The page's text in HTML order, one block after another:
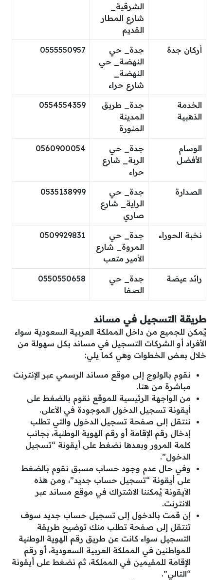
الشرقية_
شارع المطار
القديم
أركان جدة
جدة_ حي
النهضة_ حي
النهضة_
شارع حراء
0555550957
الخدمة
الذهبية
جدة_ طريق
المدينة
المنورة
0554554359
الوسام
الأفضل
جدة_ حي
الربة_ شارع
حراء
0560900054
الصدارة
جدة_ حي
الراية_ شارع
صاري
0535138999
نخبة الحوراء
جدة_ حي
المروة_ شارع
الأمير متعب
0509929831
رائد عيضة
جدة_ حي
الصفا
0550550658
طريقة التسجيل في مساند
يُمكن للجميع من داخل المملكة العربية السعودية سواء
الأفراد أو الشركات التسجيل في مساند بكل سهولة من
خلال بعض الخطوات وهي كما يلي:
نقوم بالولوج إلى موقع مساند الرسمي عبر الإنترنت
مباشرة من هنا.
من الواجهة الرئيسية للموقع نقوم بالضغط على
أيقونة تسجيل الدخول الموجودة في الأعلى.
ننتقل إلى صفحة تسجيل الدخول والتي تطلب
إدخال رقم الإقامة أو رقم الهوية الوطنية، بجانب
كلمة المرور وبعدها نضغط على أيقونة “تسجيل
الدخول”.
وفي حال عدم وجود حساب مسبق نقوم بالضغط
على أيقونة “تسجيل حساب جديد”، ومن هذه
الأيقونة يُمكننا الاشتراك في موقع مساند عبر
الانترنت.
إن قمت بالدخول إلى تسجيل حساب جديد سوف
تنتقل إلى صفحة تطلب منك توضيح طريقة
التسجيل سواء كانت عن طريق رقم الهوية الوطنية
للمواطنين في المملكة العربية السعودية، أو رقم
الإقامة للمقيمين في المملكة، ثم نضغط على أيقونة
“التالي”.